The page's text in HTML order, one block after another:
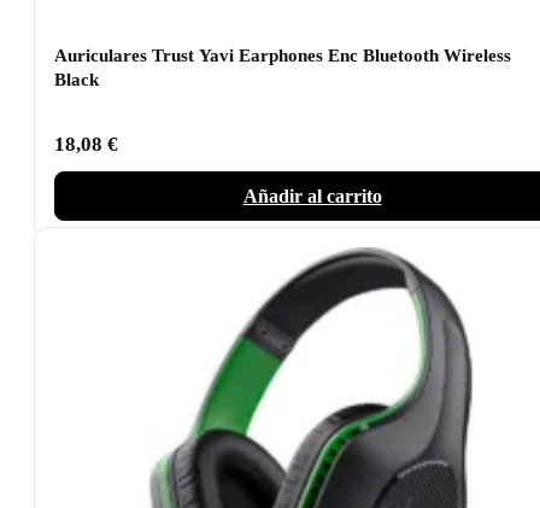
Auriculares Trust Yavi Earphones Enc Bluetooth Wireless
Black
18,08 €
Añadir al carrito